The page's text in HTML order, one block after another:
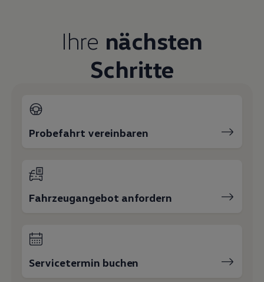
Lifestyle
Transport
Familie
Elektromobilität
Volkswagen R
Ihre nächsten
Schritte
Probefahrt vereinbaren
Fahrzeugangebot anfordern
Servicetermin buchen